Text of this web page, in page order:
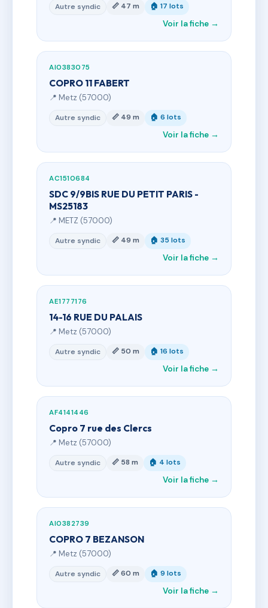
Autre syndic 📏 47 m 🏠 17 lots
Voir la fiche →
AI0383075
COPRO 11 FABERT
📍 Metz (57000)
Autre syndic 📏 49 m 🏠 6 lots
Voir la fiche →
AC1510684
SDC 9/9BIS RUE DU PETIT PARIS -
MS25183
📍 METZ (57000)
Autre syndic 📏 49 m 🏠 35 lots
Voir la fiche →
AE1777176
14-16 RUE DU PALAIS
📍 Metz (57000)
Autre syndic 📏 50 m 🏠 16 lots
Voir la fiche →
AF4141446
Copro 7 rue des Clercs
📍 Metz (57000)
Autre syndic 📏 58 m 🏠 4 lots
Voir la fiche →
AI0382739
COPRO 7 BEZANSON
📍 Metz (57000)
Autre syndic 📏 60 m 🏠 9 lots
Voir la fiche →